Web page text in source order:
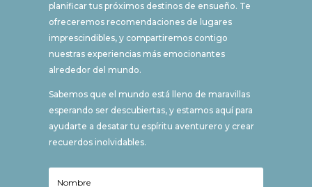
planificar tus próximos destinos de ensueño. Te
ofreceremos recomendaciones de lugares
imprescindibles, y compartiremos contigo
nuestras experiencias más emocionantes
alrededor del mundo.
Sabemos que el mundo está lleno de maravillas
esperando ser descubiertas, y estamos aquí para
ayudarte a desatar tu espíritu aventurero y crear
recuerdos inolvidables.